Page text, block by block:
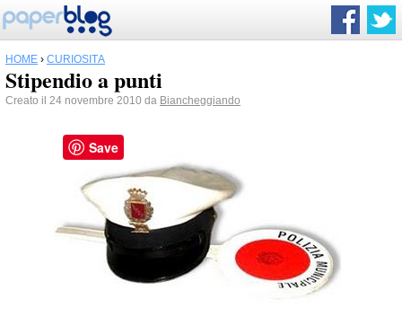
HOME › CURIOSITÀ
Stipendio a punti
Creato il 24 novembre 2010 da Biancheggiando
Save